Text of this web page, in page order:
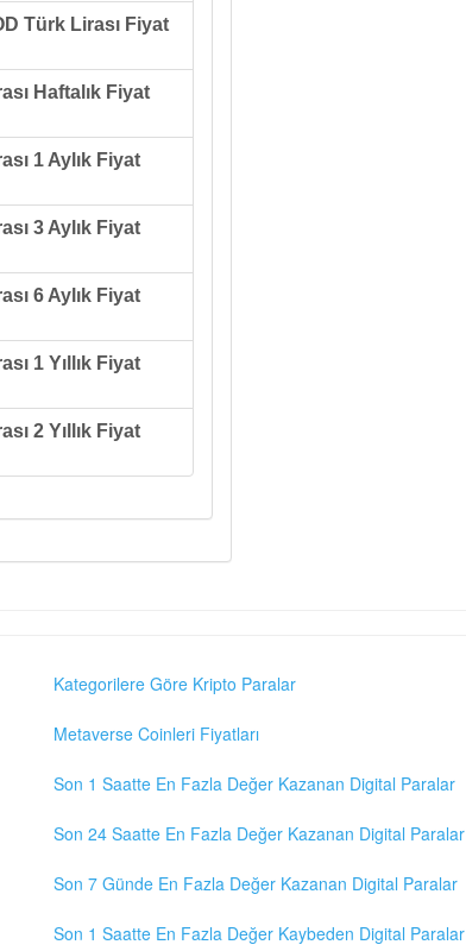
Türk Lirası Fiyat
Haftalık Fiyat
1 Aylık Fiyat
3 Aylık Fiyat
6 Aylık Fiyat
1 Yıllık Fiyat
2 Yıllık Fiyat
Kategorilere Göre Kripto Paralar
Metaverse Coinleri Fiyatları
Son 1 Saatte En Fazla Değer Kazanan Digital Paralar
Son 24 Saatte En Fazla Değer Kazanan Digital Paralar
Son 7 Günde En Fazla Değer Kazanan Digital Paralar
Son 1 Saatte En Fazla Değer Kaybeden Digital Paralar